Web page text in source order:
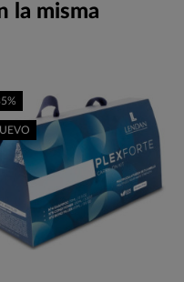
la misma